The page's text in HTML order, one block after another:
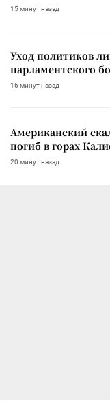
15 минут назад
Уход политиков
парламентского
16 минут назад
Американский
погиб в горах
20 минут назад